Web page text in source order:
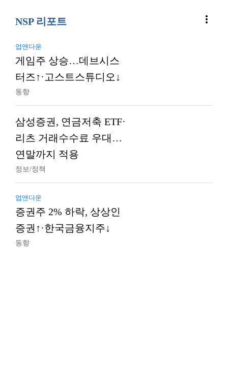
NSP 리포트 more_vert
업앤다운
게임주 상승…데브시스
터즈↑·고스트스튜디오↓
동향
삼성증권, 연금저축 ETF·
리츠 거래수수료 우대…
연말까지 적용
정보/정책
업앤다운
증권주 2% 하락, 상상인
증권↑·한국금융지주↓
동향